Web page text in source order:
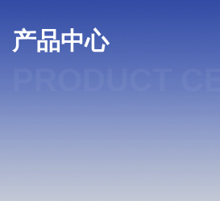
产品中心